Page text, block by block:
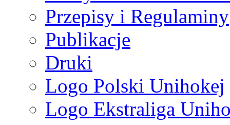
Przepisy i Regulaminy
Publikacje
Druki
Logo Polski Unihokej
Logo Ekstraliga